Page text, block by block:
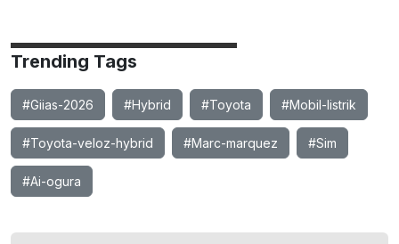
Trending Tags
#Giias-2026 #Hybrid #Toyota #Mobil-listrik
#Toyota-veloz-hybrid #Marc-marquez #Sim
#Ai-ogura